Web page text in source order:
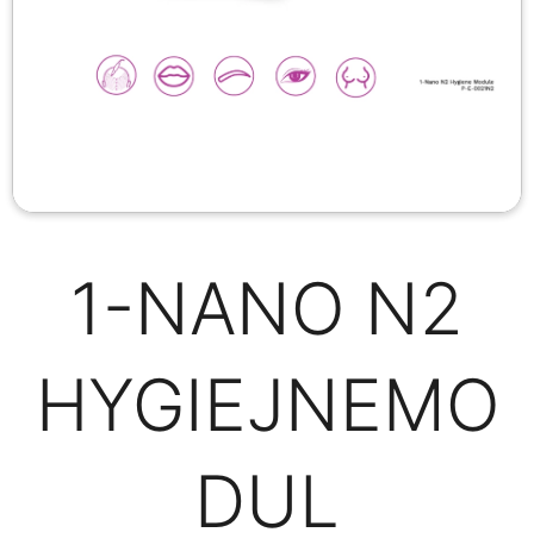
1-NANO N2
HYGIEJNEMO
DUL